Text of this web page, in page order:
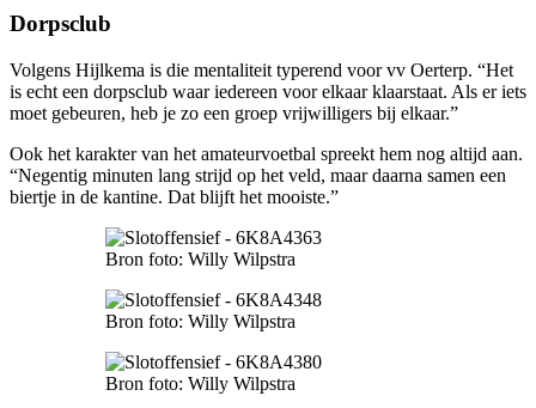
Dorpsclub
Volgens Hijlkema is die mentaliteit typerend voor vv Oerterp. “Het
is echt een dorpsclub waar iedereen voor elkaar klaarstaat. Als er iets
moet gebeuren, heb je zo een groep vrijwilligers bij elkaar.”
Ook het karakter van het amateurvoetbal spreekt hem nog altijd aan.
“Negentig minuten lang strijd op het veld, maar daarna samen een
biertje in de kantine. Dat blijft het mooiste.”
Bron foto: Willy Wilpstra
Bron foto: Willy Wilpstra
Bron foto: Willy Wilpstra